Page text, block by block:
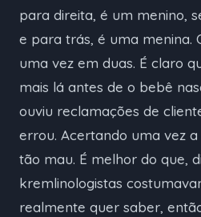
para direita, é um menino,
e para trás, é uma menina.
uma vez em duas. É claro
mais lá antes de o bebê
ouviu reclamações de
errou. Acertando uma vez
tão mau. É melhor do que,
kremlinologistas
realmente quer saber,